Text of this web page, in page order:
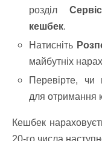
розділ
кешбек.
Натисніть
майбутніх
Перевірте, чи
для отримання
Кешбек
20-го числа